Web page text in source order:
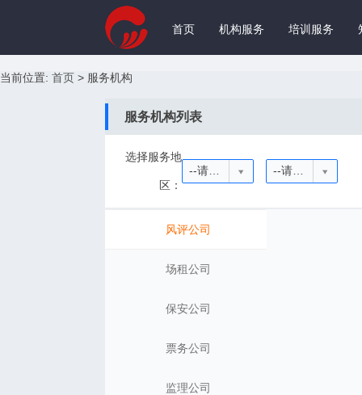
首页 机构服务 培训服务
当前位置: 首页 > 服务机构
服务机构列表
选择服务地
区：
--请选择省份-- --请选择城市--
风评公司
场租公司
保安公司
票务公司
监理公司